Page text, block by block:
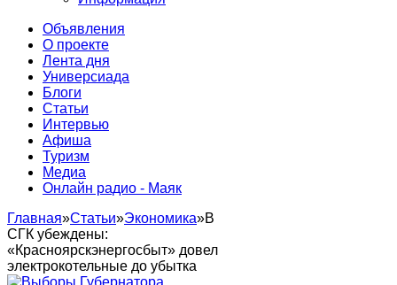
Объявления
О проекте
Лента дня
Универсиада
Блоги
Статьи
Интервью
Афиша
Туризм
Медиа
Онлайн радио - Маяк
Главная»Статьи»Экономика»В
СГК убеждены:
«Красноярскэнергосбыт» довел
электрокотельные до убытка